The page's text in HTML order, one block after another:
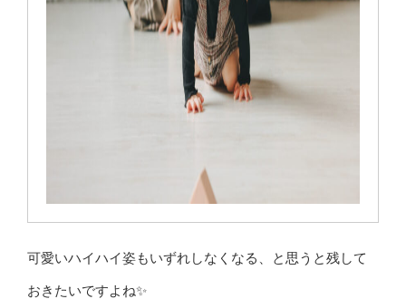
可愛いハイハイ姿もいずれしなくなる、と思うと残して
おきたいですよね✨